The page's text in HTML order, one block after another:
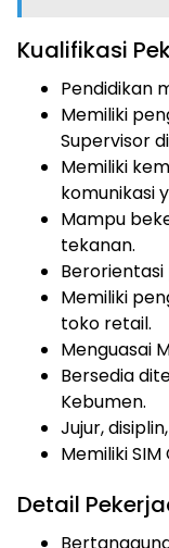
Kualifikasi
Pendidikan
Memiliki
Supervisor
Memiliki
komunikasi
Mampu
tekanan.
Memiliki
toko retail.
Menguasai
Bersedia
Kebumen.
Jujur,
Memiliki
Detail